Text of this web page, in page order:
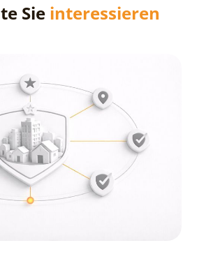
beeinträchtigt.
Sie interessieren